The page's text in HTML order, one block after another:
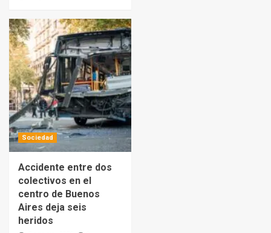
Sociedad
Accidente entre dos
colectivos en el
centro de Buenos
Aires deja seis
heridos